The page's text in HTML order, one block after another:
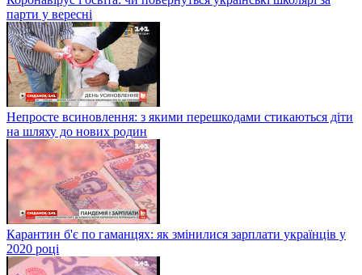
парти у вересні
Непросте всиновлення: з якими перешкодами стикаються діти
на шляху до нових родин
Карантин б'є по гаманцях: як змінилися зарплати українців у
2020 році